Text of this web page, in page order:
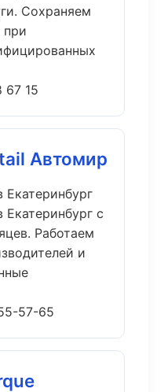
Сохраняем
при
67 15
Автомир
Екатеринбург
Екатеринбург с
Работаем
и
57-65